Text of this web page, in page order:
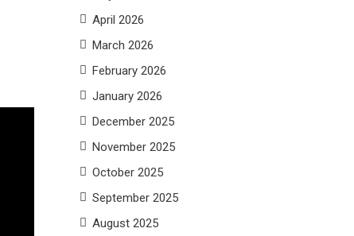
April 2026
March 2026
February 2026
January 2026
December 2025
November 2025
October 2025
September 2025
August 2025